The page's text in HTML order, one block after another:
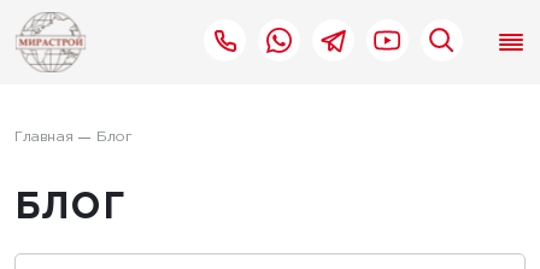
Главная Блог
БЛОГ